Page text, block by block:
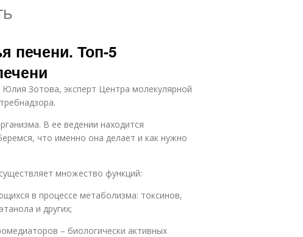
печени. Топ-5
Зотова, эксперт Центра молекулярной
В ее ведении находится
что именно она делает и как нужно
множество функций:
в процессе метаболизма: токсинов,
и других;
– биологически активных